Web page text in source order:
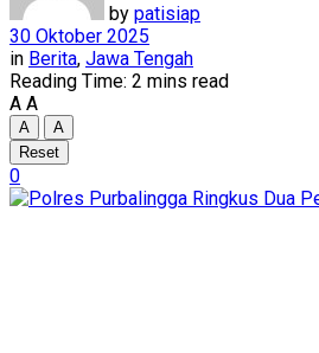
by patisiap
30 Oktober 2025
in Berita, Jawa Tengah
Reading Time: 2 mins read
A A
A
A
Reset
0